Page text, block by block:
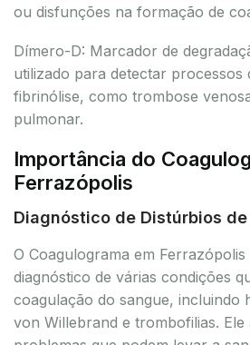
ou disfunções na formação de
Dímero-D: Marcador de
utilizado para detectar processos
fibrinólise, como trombose
pulmonar.
Importância do
Ferrazópolis
Diagnóstico de Distúrbios
O Coagulograma em
diagnóstico de várias condições
coagulação do sangue, incluindo
von Willebrand e trombofilias. Ele